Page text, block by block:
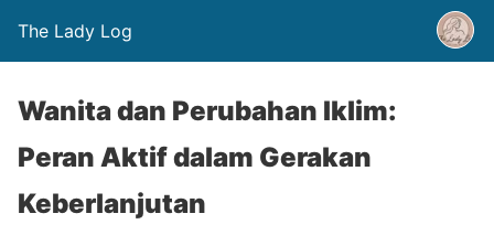
The Lady Log
Wanita dan Perubahan Iklim:
Peran Aktif dalam Gerakan
Keberlanjutan